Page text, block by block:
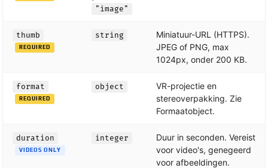
"image"
thumb
REQUIRED
string
Miniatuur-URL (HTTPS).
JPEG of PNG, max
1024px, onder 200 KB.
format
REQUIRED
object
VR-projectie en
stereoverpakking. Zie
Formaatobject.
duration
VIDEOS ONLY
integer
Duur in seconden. Vereist
voor video's, genegeerd
voor afbeeldingen.